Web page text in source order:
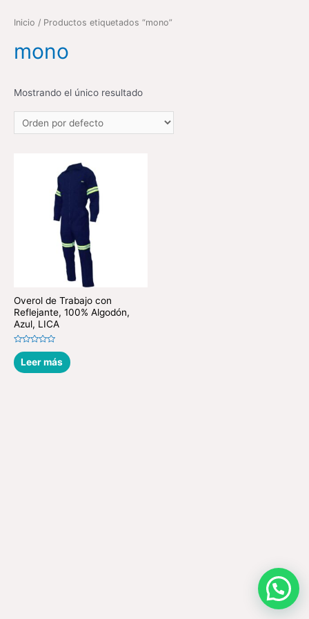
Inicio / Productos etiquetados “mono”
mono
Mostrando el único resultado
Overol de Trabajo con
Reflejante, 100% Algodón,
Azul, LICA
Valorado
en
0
de
Leer más